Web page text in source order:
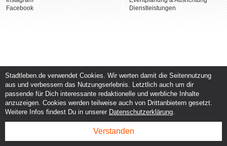
Facebook
Dienstleistungen
Stadtleben.de verwendet Cookies. Wir werten damit die Seitennutzung
aus und verbessern das Nutzungserlebnis. Letztlich auch um dir
passende für Dich interessante redaktionelle und werbliche Inhalte
anzuzeigen. Cookies werden teilweise auch von Drittanbietern gesetzt.
Weitere Infos findest Du in unserer Datenschutzerklärung.
Verstanden